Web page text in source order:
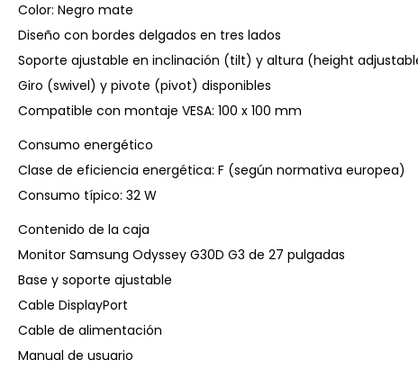
Color: Negro mate
Diseño con bordes delgados en tres lados
Soporte ajustable en inclinación (tilt) y altura (height
Giro (swivel) y pivote (pivot) disponibles
Compatible con montaje VESA: 100 x 100 mm
Consumo energético
Clase de eficiencia energética: F (según normativa europea)
Consumo típico: 32 W
Contenido de la caja
Monitor Samsung Odyssey G30D G3 de 27 pulgadas
Base y soporte ajustable
Cable DisplayPort
Cable de alimentación
Manual de usuario